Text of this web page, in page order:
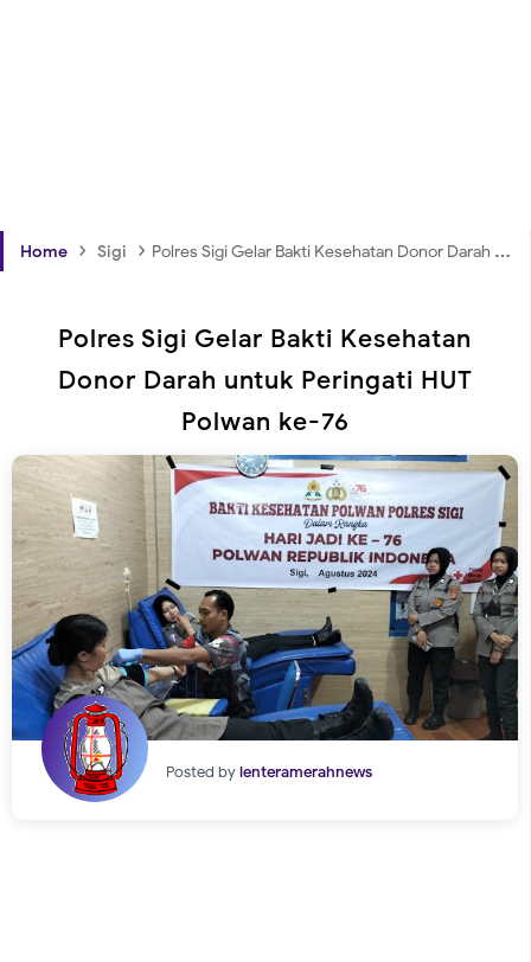
Home › Sigi › Polres Sigi Gelar Bakti Kesehatan Donor Darah untuk Peringati HUT Polwan ke-76
Polres Sigi Gelar Bakti Kesehatan
Donor Darah untuk Peringati HUT
Polwan ke-76
Posted bylenteramerahnews